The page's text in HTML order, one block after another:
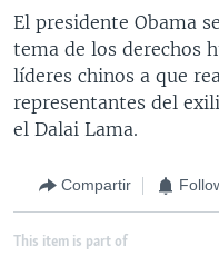
El presidente Obama
tema de los derechos
líderes chinos a que
representantes del
el Dalai Lama.
Compartir
This item is part of